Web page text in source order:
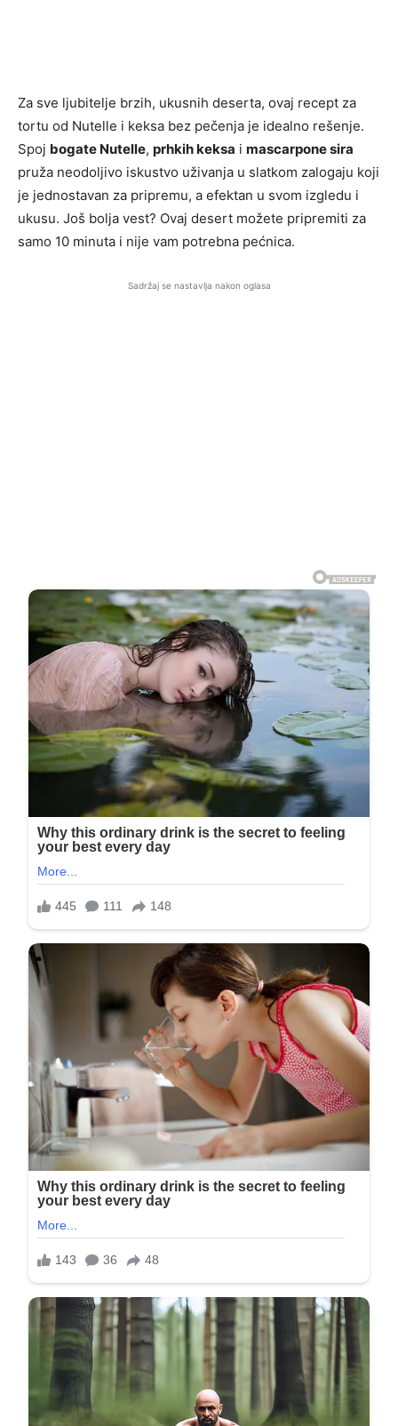
Za sve ljubitelje brzih, ukusnih deserta, ovaj recept za
tortu od Nutelle i keksa bez pečenja je idealno rešenje.
Spoj bogate Nutelle, prhkih keksa i mascarpone sira
pruža neodoljivo iskustvo uživanja u slatkom zalogaju koji
je jednostavan za pripremu, a efektan u svom izgledu i
ukusu. Još bolja vest? Ovaj desert možete pripremiti za
samo 10 minuta i nije vam potrebna pećnica.
Sadržaj se nastavlja nakon oglasa